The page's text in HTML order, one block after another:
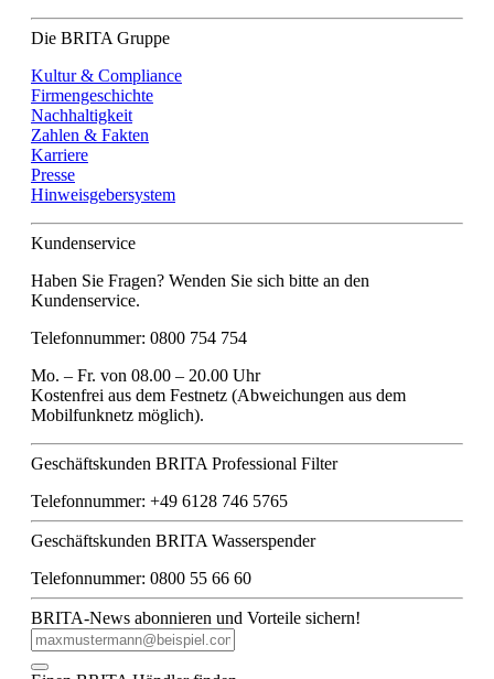
Die BRITA Gruppe
Kultur & Compliance
Firmengeschichte
Nachhaltigkeit
Zahlen & Fakten
Karriere
Presse
Hinweisgebersystem
Kundenservice
Haben Sie Fragen? Wenden Sie sich bitte an den
Kundenservice.
Telefonnummer: 0800 754 754
Mo. – Fr. von 08.00 – 20.00 Uhr
Kostenfrei aus dem Festnetz (Abweichungen aus dem
Mobilfunknetz möglich).
Geschäftskunden BRITA Professional Filter
Telefonnummer: +49 6128 746 5765
Geschäftskunden BRITA Wasserspender
Telefonnummer: 0800 55 66 60
BRITA-News abonnieren und Vorteile sichern!